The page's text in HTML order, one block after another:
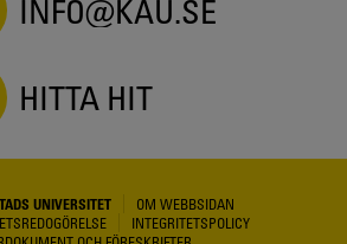
INFO@KAU.SE
HITTA HIT
UNIVERSITET
OM WEBBSIDAN
INTEGRITETSPOLICY